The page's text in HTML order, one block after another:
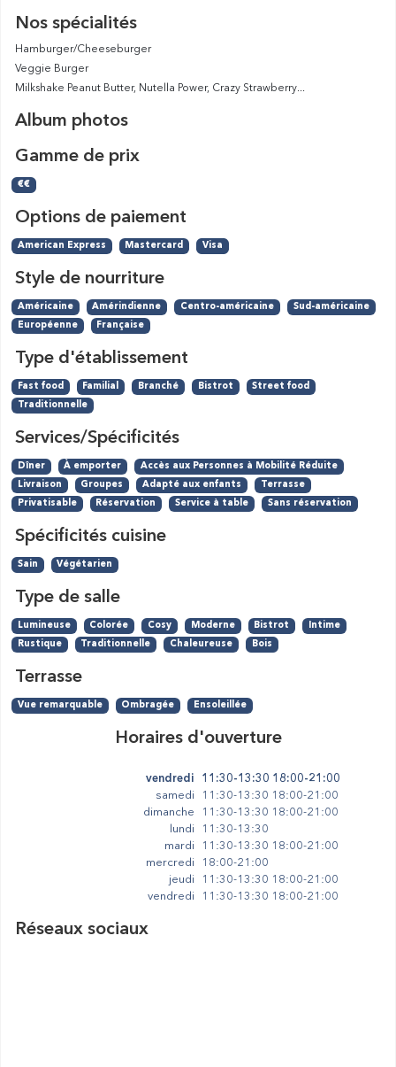
Nos spécialités
Hamburger/Cheeseburger
Veggie Burger
Milkshake Peanut Butter, Nutella Power, Crazy Strawberry...
Album photos
Gamme de prix
€€
Options de paiement
American Express Mastercard Visa
Style de nourriture
Américaine Amérindienne Centro-américaine
Sud-américaine
Européenne
Française
Type d'établissement
Fast food Familial Branché Bistrot
Street food
Traditionnelle
Services/Spécificités
Dîner À emporter
Accès aux Personnes à Mobilité Réduite
Livraison
Groupes Adapté aux enfants
Terrasse
Privatisable
Réservation Service à table Sans réservation
Spécificités cuisine
Sain Végétarien
Type de salle
Lumineuse Colorée Cosy Moderne Bistrot
Intime
Rustique
Traditionnelle Chaleureuse Bois
Terrasse
Vue remarquable Ombragée Ensoleillée
Horaires d'ouverture
vendredi
11:30-13:30 18:00-21:00
samedi
11:30-13:30 18:00-21:00
dimanche
11:30-13:30 18:00-21:00
lundi
11:30-13:30
mardi
11:30-13:30 18:00-21:00
mercredi
18:00-21:00
jeudi
11:30-13:30 18:00-21:00
vendredi
11:30-13:30 18:00-21:00
Réseaux sociaux